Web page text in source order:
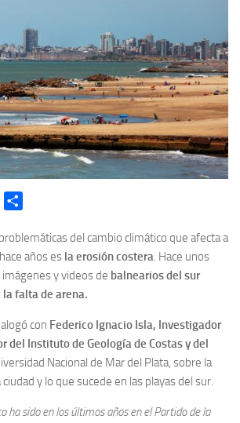
WhatsApp
del cambio climático que afecta a
años es la erosión costera. Hace unos
y videos de balnearios del sur
la falta de arena.
con Federico Ignacio Isla, Investigador
del Instituto de Geología de Costas y del
Nacional de Mar del Plata, sobre la
y lo que sucede en las playas del sur.
ha sido en los últimos años en el Partido de la